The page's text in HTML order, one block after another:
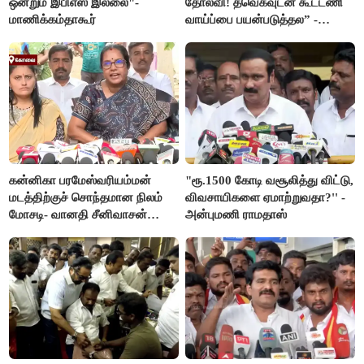
மாணிக்கம்தாகூர்
வாய்ப்பை பயன்படுத்தல” -
கன்னிகா பரமேஸ்வரியம்மன்
மடத்திற்குச் சொந்தமான நிலம்
மோசடி- வானதி சீனிவாசன்
"ரூ.1500 கோடி வசூலித்து விட்டு,
விவசாயிகளை ஏமாற்றுவதா?'' -
அன்புமணி ராமதாஸ்